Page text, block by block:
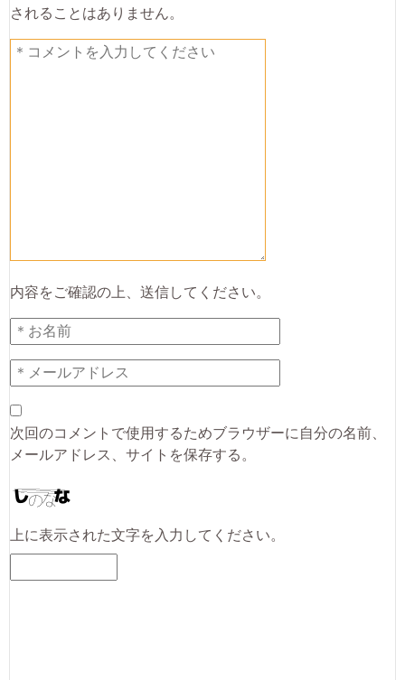
されることはありません。
内容をご確認の上、送信してください。
次回のコメントで使用するためブラウザーに自分の名前、
メールアドレス、サイトを保存する。
上に表示された文字を入力してください。